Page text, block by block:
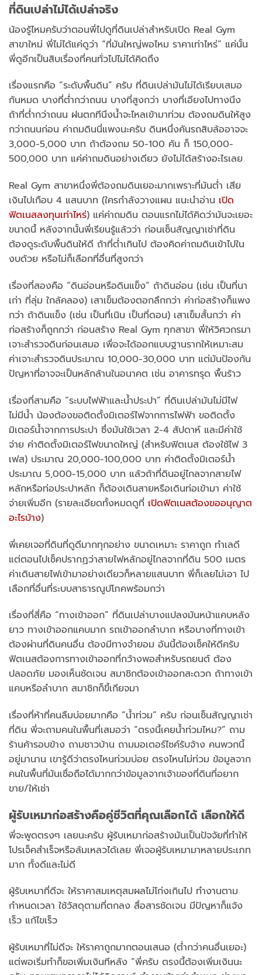
ที่ดินเปล่าไม่ได้เปล่าจริง
น้องรู้ไหมครับว่าตอนพี่ไปดูที่ดินเปล่าสำหรับเปิด Real Gym
สาขาใหม่ พี่ไม่ได้แค่ดูว่า “ที่มันใหญ่พอไหม ราคาเท่าไหร่” แค่นั้น
พี่ดูอีกเป็นสิบเรื่องที่คนทั่วไปไม่ได้คิดถึง
เรื่องแรกคือ “ระดับพื้นดิน” ครับ ที่ดินเปล่ามันไม่ได้เรียบเสมอ
กันหมด บางที่ต่ำกว่าถนน บางที่สูงกว่า บางที่เอียงไปทางนึง
ถ้าที่ต่ำกว่าถนน ฝนตกทีนึงน้ำจะไหลเข้ามาท่วม ต้องถมดินให้สูง
กว่าถนนก่อน ค่าถมดินนี่แพงนะครับ ดินหนึ่งคันรถสิบล้ออาจจะ
3,000-5,000 บาท ถ้าต้องถม 50-100 คัน ก็ 150,000-
500,000 บาท แค่ค่าถมดินอย่างเดียว ยังไม่ได้สร้างอะไรเลย
Real Gym สาขาหนึ่งพี่ต้องถมดินเยอะมากเพราะที่มันต่ำ เสีย
เงินไปเกือบ 4 แสนบาท (ใครกำลังวางแผน แนะนำอ่าน เปิด
ฟิตเนสลงทุนเท่าไหร่) แค่ค่าถมดิน ตอนแรกไม่ได้คิดว่ามันจะเยอะ
ขนาดนี้ หลังจากนั้นพี่เรียนรู้แล้วว่า ก่อนเซ็นสัญญาเช่าที่ดิน
ต้องดูระดับพื้นดินให้ดี ถ้าที่ต่ำเกินไป ต้องคิดค่าถมดินเข้าไปใน
งบด้วย หรือไม่ก็เลือกที่อื่นที่สูงกว่า
เรื่องที่สองคือ “ดินอ่อนหรือดินแข็ง” ถ้าดินอ่อน (เช่น เป็นที่นา
เก่า ที่ลุ่ม ใกล้คลอง) เสาเข็มต้องตอกลึกกว่า ค่าก่อสร้างก็แพง
กว่า ถ้าดินแข็ง (เช่น เป็นที่เนิน เป็นที่ดอน) เสาเข็มสั้นกว่า ค่า
ก่อสร้างก็ถูกกว่า ก่อนสร้าง Real Gym ทุกสาขา พี่ให้วิศวกรมา
เจาะสำรวจดินก่อนเสมอ เพื่อจะได้ออกแบบฐานรากให้เหมาะสม
ค่าเจาะสำรวจดินประมาณ 10,000-30,000 บาท แต่มันป้องกัน
ปัญหาที่อาจจะเป็นหลักล้านในอนาคต เช่น อาคารทรุด พื้นร้าว
เรื่องที่สามคือ “ระบบไฟฟ้าและน้ำประปา” ที่ดินเปล่ามันไม่มีไฟ
ไม่มีน้ำ น้องต้องขอติดตั้งมิเตอร์ไฟจากการไฟฟ้า ขอติดตั้ง
มิเตอร์น้ำจากการประปา ซึ่งมันใช้เวลา 2-4 สัปดาห์ และมีค่าใช้
จ่าย ค่าติดตั้งมิเตอร์ไฟขนาดใหญ่ (สำหรับฟิตเนส ต้องใช้ไฟ 3
เฟส) ประมาณ 20,000-100,000 บาท ค่าติดตั้งมิเตอร์น้ำ
ประมาณ 5,000-15,000 บาท แล้วถ้าที่ดินอยู่ไกลจากสายไฟ
หลักหรือท่อประปาหลัก ก็ต้องเดินสายหรือเดินท่อเข้ามา ค่าใช้
จ่ายเพิ่มอีก (รายละเอียดทั้งหมดดูที่ เปิดฟิตเนสต้องขออนุญาต
อะไรบ้าง)
พี่เคยเจอที่ดินที่ดูดีมากทุกอย่าง ขนาดเหมาะ ราคาถูก ทำเลดี
แต่ตอนไปเช็คปรากฏว่าสายไฟหลักอยู่ไกลจากที่ดิน 500 เมตร
ค่าเดินสายไฟเข้ามาอย่างเดียวก็หลายแสนบาท พี่ก็เลยไม่เอา ไป
เลือกที่อื่นที่ระบบสาธารณูปโภคพร้อมกว่า
เรื่องที่สี่คือ “ทางเข้าออก” ที่ดินเปล่าบางแปลงมันหน้าแคบหลัง
ยาว ทางเข้าออกแคบมาก รถเข้าออกลำบาก หรือบางที่ทางเข้า
ต้องผ่านที่ดินคนอื่น ต้องมีทางจำยอม อันนี้ต้องเช็คให้ดีครับ
ฟิตเนสต้องการทางเข้าออกที่กว้างพอสำหรับรถยนต์ ต้อง
ปลอดภัย มองเห็นชัดเจน สมาชิกต้องเข้าออกสะดวก ถ้าทางเข้า
แคบหรือลำบาก สมาชิกก็ขี้เกียจมา
เรื่องที่ห้าที่คนลืมบ่อยมากคือ “น้ำท่วม” ครับ ก่อนเซ็นสัญญาเช่า
ที่ดิน พี่จะถามคนในพื้นที่เสมอว่า “ตรงนี้เคยน้ำท่วมไหม?” ถาม
ร้านค้ารอบข้าง ถามชาวบ้าน ถามมอเตอร์ไซค์รับจ้าง คนพวกนี้
อยู่มานาน เขารู้ดีว่าตรงไหนท่วมบ่อย ตรงไหนไม่ท่วม ข้อมูลจาก
คนในพื้นที่มันเชื่อถือได้มากกว่าข้อมูลจากเจ้าของที่ดินที่อยาก
ขาย/ให้เช่า
ผู้รับเหมาก่อสร้างคือคู่ชีวิตที่คุณเลือกได้ เลือกให้ดี
พี่จะพูดตรงๆ เลยนะครับ ผู้รับเหมาก่อสร้างมันเป็นปัจจัยที่ทำให้
โปรเจ็คสำเร็จหรือล้มเหลวได้เลย พี่เจอผู้รับเหมามาหลายประเภท
มาก ทั้งดีและไม่ดี
ผู้รับเหมาที่ดีจะ ให้ราคาสมเหตุสมผลไม่โก่งเกินไป ทำงานตาม
กำหนดเวลา ใช้วัสดุตามที่ตกลง สื่อสารชัดเจน มีปัญหาก็แจ้ง
เร็ว แก้ไขเร็ว
ผู้รับเหมาที่ไม่ดีจะ ให้ราคาถูกมากตอนเสนอ (ต่ำกว่าคนอื่นเยอะ)
แต่พอเริ่มทำก็ขอเพิ่มเงินทีหลัง “พี่ครับ ตรงนี้ต้องเพิ่มเงินนะ